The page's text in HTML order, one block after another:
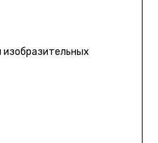
изобразительных